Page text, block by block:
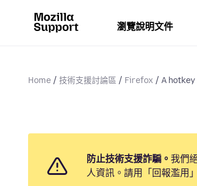
瀏覽說明文件
Home 技術支援討論區 Firefox A
防止技術支援詐騙。 我們
人資訊。請用「回報濫用